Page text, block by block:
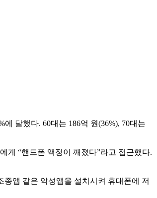
달했다. 60대는 186억 원(36%), 70대는
게 “핸드폰 액정이 깨졌다”라고 접근했다.
앱 같은 악성앱을 설치시켜 휴대폰에 저